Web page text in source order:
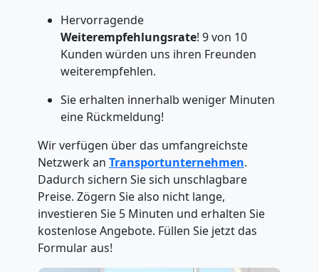
Hervorragende
Weiterempfehlungsrate! 9 von 10
Kunden würden uns ihren Freunden
weiterempfehlen.
Sie erhalten innerhalb weniger Minuten
eine Rückmeldung!
Wir verfügen über das umfangreichste
Netzwerk an Transportunternehmen.
Dadurch sichern Sie sich unschlagbare
Preise. Zögern Sie also nicht lange,
investieren Sie 5 Minuten und erhalten Sie
kostenlose Angebote. Füllen Sie jetzt das
Formular aus!